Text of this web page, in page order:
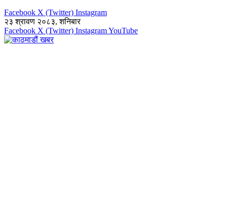
Facebook X (Twitter) Instagram
२३ श्रावण २०८३, शनिबार
Facebook X (Twitter) InstagramYouTube